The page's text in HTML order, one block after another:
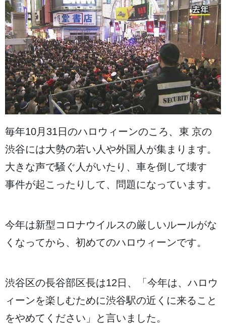
毎年10月 31 日 のハロウィーンのころ、 東京の
渋谷には大勢の若い 人や外国人 が集 まります。
大きな声で騒 ぐ 人 がいたり、 車を倒 して壊す
事件が起こったりして、 問題になっています。
今年は新型 コロナウイルスの厳 しいルールがな
くなってから、 初めてのハロウィーンです。
渋谷区の長谷部区長は12 日 、「 今年は、ハロウ
ィーンを楽 しむために渋谷駅の近 くに来ること
をやめてください」と言いました。